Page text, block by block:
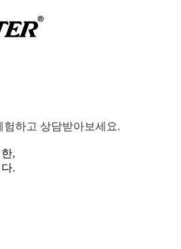
험하고 상담받아보세요.
,
.